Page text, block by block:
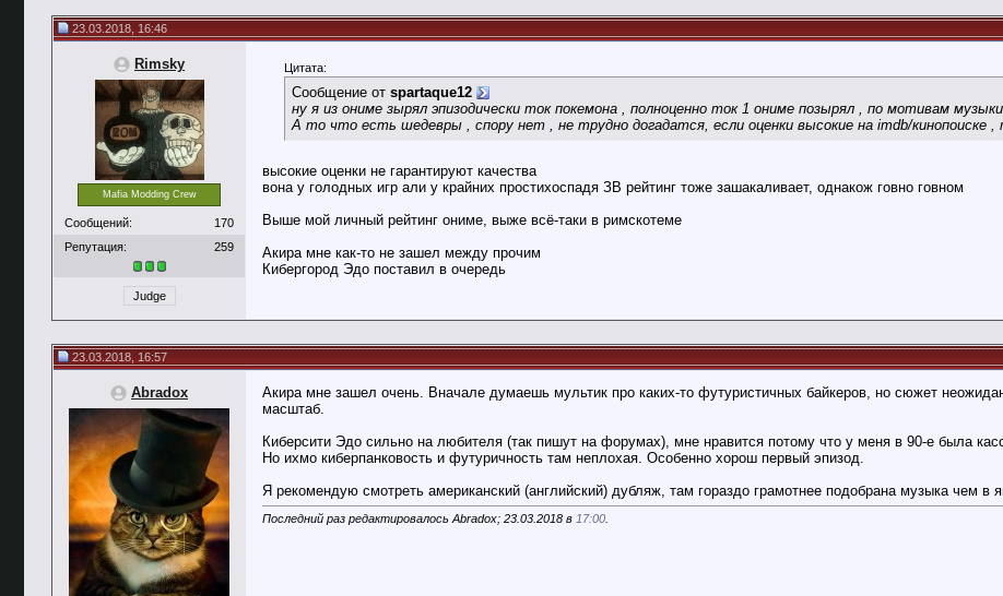
23.03.2018, 16:46
Rimsky
Mafia Modding Crew
Сообщений:
170
Репутация:
259
Judge
Цитата:
Сообщение от spartaque12
ну я из ониме зырял эпизодически ток покемона , полноценно ток 1 ониме позырял , по мотивам
А то что есть шедевры , спору нет , не трудно догадатся, если оценки высокие на imdb/кинопоиске
высокие оценки не гарантируют качества
вона у голодных игр али у крайних простихоспадя ЗВ рейтинг тоже зашакаливает, однакож говно говном
Выше мой личный рейтинг ониме, выже всё-таки в римскотеме
Акира мне как-то не зашел между прочим
Кибергород Эдо поставил в очередь
23.03.2018, 16:57
Abradox
Акира мне зашел очень. Вначале думаешь мультик про каких-то футуристичных байкеров, но сюжет
масштаб.
Киберсити Эдо сильно на любителя (так пишут на форумах), мне нравится потому что у меня в 90-е была
Но ихмо киберпанковость и футуричность там неплохая. Особенно хорош первый эпизод.
Я рекомендую смотреть американский (английский) дубляж, там гораздо грамотнее подобрана музыка чем в
Последний раз редактировалось Abradox; 23.03.2018 в 17:00